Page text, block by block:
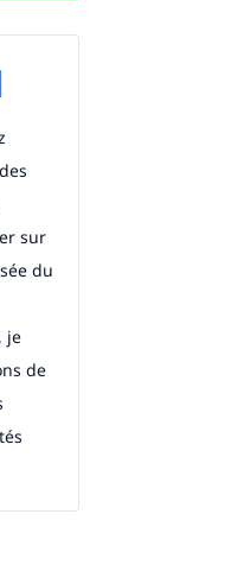
sur
du
je
de